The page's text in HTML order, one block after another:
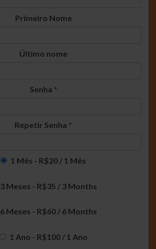
Primeiro Nome
Último nome
Senha *
Repetir Senha *
1 Mês - R$20 / 1 Mês
3 Meses - R$35 / 3 Months
6 Meses - R$60/ 6 Months
1 Ano - R$100/ 1 Ano